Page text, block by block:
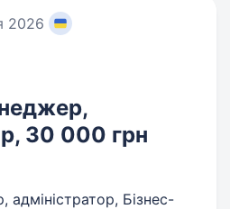
2026
30 000 грн
Бізнес-